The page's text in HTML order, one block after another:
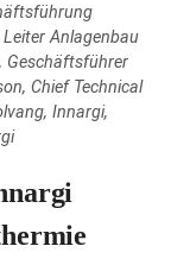
Anlagenbau
Geschäftsführer
Chief Technical
Innargi,